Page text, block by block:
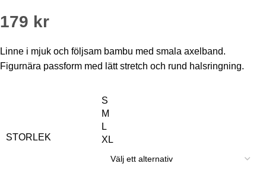
179 kr
Linne i mjuk och följsam bambu med smala axelband.
Figurnära passform med lätt stretch och rund halsringning.
STORLEK
S
M
L
XL